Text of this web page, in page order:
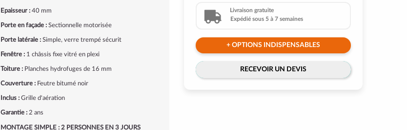
Epaisseur :40 mm
Porte en façade :Sectionnelle motorisée
Porte latérale :Simple, verre trempé sécurit
Fenêtre :1 châssis fixe vitré en plexi
Toiture :Planches hydrofuges de 16 mm
Couverture :Feutre bitumé noir
Inclus :Grille d'aération
Garantie :2 ans
MONTAGE SIMPLE : 2 PERSONNES EN 3 JOURS
Livraison gratuite
Expédié sous 5 à 7 semaines
+ OPTIONS INDISPENSABLES
RECEVOIR UN DEVIS